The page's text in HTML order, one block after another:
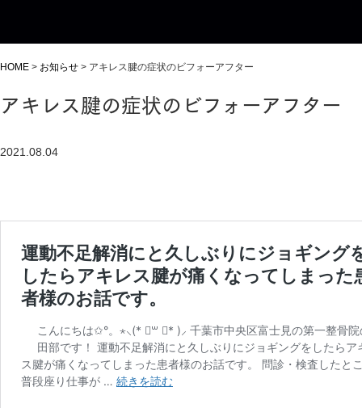
HOME > お知らせ > アキレス腱の症状のビフォーアフター
アキレス腱の症状のビフォーアフター
2021.08.04